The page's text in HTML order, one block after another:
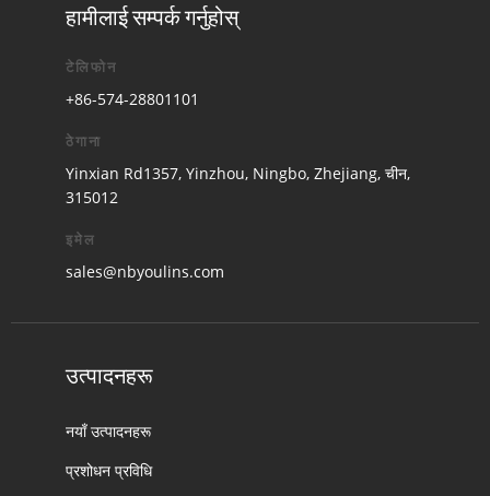
हामीलाई सम्पर्क गर्नुहोस्
टेलिफोन
+86-574-28801101
ठेगाना
Yinxian Rd1357, Yinzhou, Ningbo, Zhejiang, चीन,
315012
इमेल
sales@nbyoulins.com
उत्पादनहरू
नयाँ उत्पादनहरू
प्रशोधन प्रविधि